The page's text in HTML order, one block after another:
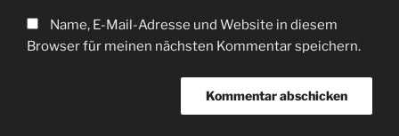
Name, E-Mail-Adresse und Website in diesem
Browser für meinen nächsten Kommentar speichern.